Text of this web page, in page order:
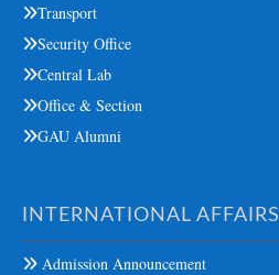
Transport
Security Office
Central Lab
Office & Section
GAU Alumni
INTERNATIONAL AFFAIRS
Admission Announcement